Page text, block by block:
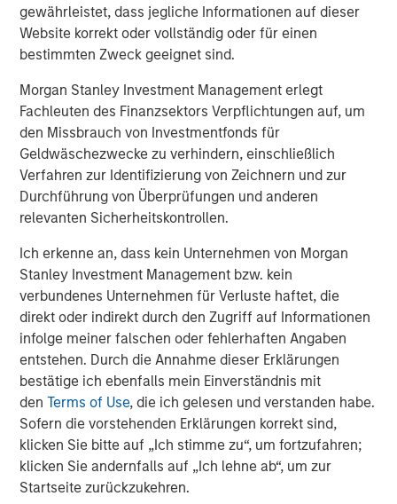
gewährleistet, dass jegliche Informationen auf dieser
Website korrekt oder vollständig oder für einen
bestimmten Zweck geeignet sind.
Morgan Stanley Investment Management erlegt
Fachleuten des Finanzsektors Verpflichtungen auf, um
den Missbrauch von Investmentfonds für
Geldwäschezwecke zu verhindern, einschließlich
Verfahren zur Identifizierung von Zeichnern und zur
Durchführung von Überprüfungen und anderen
relevanten Sicherheitskontrollen.
Ich erkenne an, dass kein Unternehmen von Morgan
Stanley Investment Management bzw. kein
verbundenes Unternehmen für Verluste haftet, die
direkt oder indirekt durch den Zugriff auf Informationen
infolge meiner falschen oder fehlerhaften Angaben
entstehen. Durch die Annahme dieser Erklärungen
bestätige ich ebenfalls mein Einverständnis mit
denTerms of Use, die ich gelesen und verstanden habe.
Sofern die vorstehenden Erklärungen korrekt sind,
klicken Sie bitte auf „Ich stimme zu“, um fortzufahren;
klicken Sie andernfalls auf „Ich lehne ab“, um zur
Startseite zurückzukehren.
employs more than 1,600 team members and has over
$10 billion of assets under management, generating over
$1 billion in annual aggregate revenues. It also acts as an
foundations, and private-sector providers, with
experience in more than 300 campus markets.
About Morgan Stanley Real Estate Investing
Morgan Stanley Real Estate Investing (MSREI) is the global
private real estate investment management business of
investors in the world for over three decades, MSREI
employs a patient, disciplined approach through global
value-add / opportunistic and regional core / core-plus
real estate investment strategies. With 17 offices
throughout the U.S., Europe and Asia, regional teams of
dedicated real estate professionals combine a unique
global perspective with local presence and significant
transaction execution expertise. MSREI currently
manages $53 billion of gross real estate assets
worldwide on behalf of its clients.
About Morgan Stanley Investment Management